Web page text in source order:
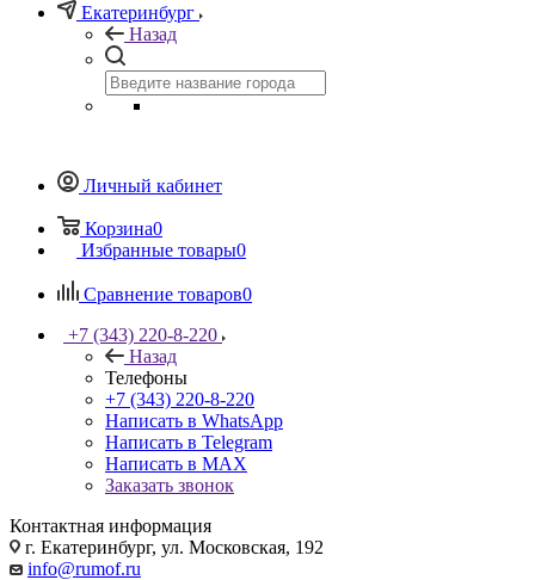
Екатеринбург
Назад
Личный кабинет
Корзина0
Избранные товары0
Сравнение товаров0
+7 (343) 220-8-220
Назад
Телефоны
+7 (343) 220-8-220
Написать в WhatsApp
Написать в Telegram
Написать в MAX
Заказать звонок
Контактная информация
г. Екатеринбург, ул. Московская, 192
info@rumof.ru